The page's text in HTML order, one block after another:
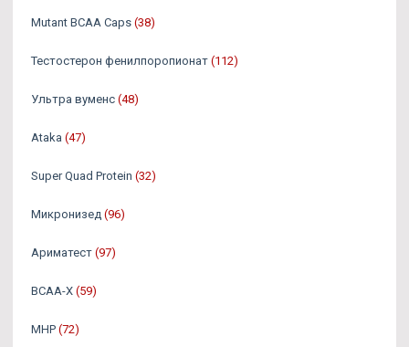
Mutant BCAA Caps (38)
Тестостерон фенилпоропионат (112)
Ультра вуменс (48)
Ataka (47)
Super Quad Protein (32)
Микронизед (96)
Ариматест (97)
BCAA-X (59)
MHP (72)